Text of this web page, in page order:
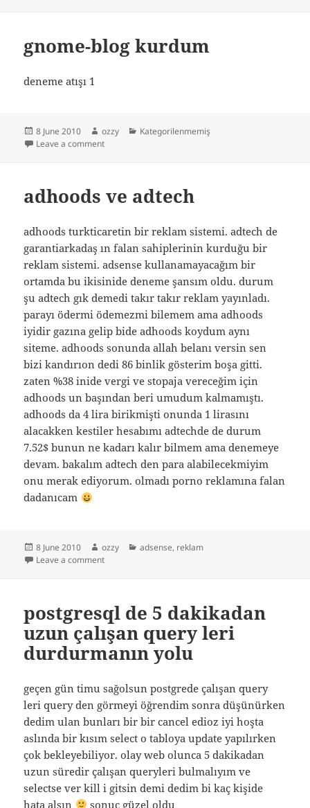
gnome-blog kurdum
deneme atışı 1
Posted
on
8 June 2010 Author
ozzy Categories
Kategorilenmemiş
Leave a commenton gnome-blog kurdum
adhoods ve adtech
adhoods turkticaretin bir reklam sistemi. adtech de
garantiarkadaş ın falan sahiplerinin kurduğu bir
reklam sistemi. adsense kullanamayacağım bir
ortamda bu ikisinide deneme şansım oldu. durum
şu adtech gık demedi takır takır reklam yayınladı.
parayı ödermi ödemezmi bilemem ama adhoods
iyidir gazına gelip bide adhoods koydum aynı
siteme. adhoods sonunda allah belanı versin sen
bizi kandırıon dedi 86 binlik gösterim boşa gitti.
zaten %38 inide vergi ve stopaja vereceğim için
adhoods un başından beri umudum kalmamıştı.
adhoods da 4 lira birikmişti onunda 1 lirasını
alacakken kestiler hesabımı adtechde de durum
7.52$ bunun ne kadarı kalır bilmem ama denemeye
devam. bakalım adtech den para alabilecekmiyim
onu merak ediyorum. olmadı porno reklamına falan
dadanıcam
Posted
on
8 June 2010 Author
ozzy Categories
adsense, reklam
Leave a commenton adhoods ve adtech
postgresql de 5 dakikadan
uzun çalışan query leri
durdurmanın yolu
geçen gün timu sağolsun postgrede çalışan query
leri query den görmeyi öğrendim sonra düşünürken
dedim ulan bunları bir bir cancel edioz iyi hoşta
aslında bir kısım select o tabloya update yapılırken
çok bekleyebiliyor. olay web olunca 5 dakikadan
uzun süredir çalışan queryleri bulmalıyım ve
selectse ver kill i gitsin demi dedim bi kaç kişide
hata alsın
sonuç güzel oldu